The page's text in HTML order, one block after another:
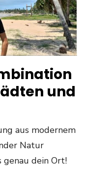
und
aus modernem
Natur
genau dein Ort!